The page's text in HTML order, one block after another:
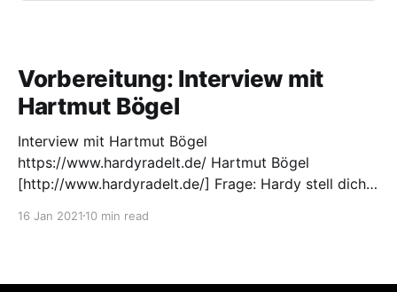
Vorbereitung: Interview mit
Hartmut Bögel
Interview mit Hartmut Bögel
https://www.hardyradelt.de/ Hartmut Bögel
[http://www.hardyradelt.de/] Frage: Hardy stell dich
kurz „Hardy“. Ich war schon immer ein Alltagsradler,
16 Jan 2021 10 min read